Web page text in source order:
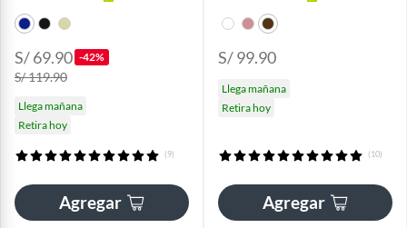
S/ 69.90 -42%
S/ 119.90
Llega mañana
Retira hoy
(9)
Agregar
S/ 99.90
Llega mañana
Retira hoy
(10)
Agregar